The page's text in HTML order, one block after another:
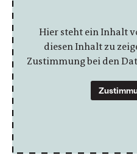
Hier steht ein Inhalt
diesen Inhalt zu
Zustimmung bei den